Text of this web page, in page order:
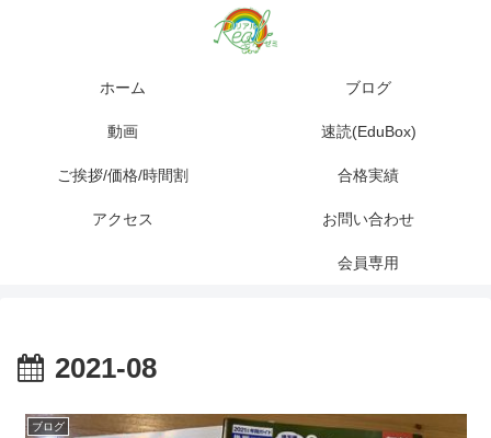
ホーム ブログ
動画 速読(EduBox)
ご挨拶/価格/時間割 合格実績
アクセス お問い合わせ
会員専用
2021-08
ブログ